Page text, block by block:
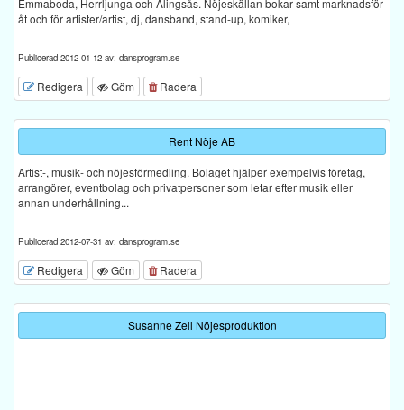
åt och för artister/artist, dj, dansband, stand-up, komiker,
Publicerad 2012-01-12 av: dansprogram.se
Redigera Göm Radera
Rent Nöje AB
Artist-, musik- och nöjesförmedling. Bolaget hjälper exempelvis företag,
arrangörer, eventbolag och privatpersoner som letar efter musik eller
annan underhållning...
Publicerad 2012-07-31 av: dansprogram.se
Redigera Göm Radera
Susanne Zell Nöjesproduktion